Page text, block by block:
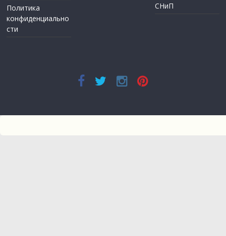
Политика
конфиденциально
сти
СНиП